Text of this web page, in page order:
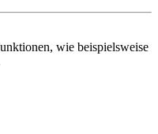
wie beispielsweise